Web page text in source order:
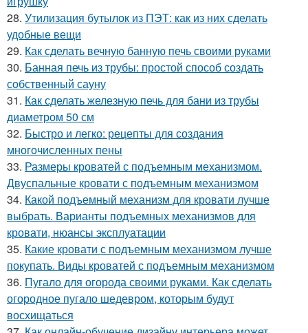
28. Утилизация бутылок из ПЭТ: как из них сделать
удобные вещи
29. Как сделать вечную банную печь своими руками
30. Банная печь из трубы: простой способ создать
собственный сауну
31. Как сделать железную печь для бани из трубы
диаметром 50 см
32. Быстро и легко: рецепты для создания
многочисленных пены
33. Размеры кроватей с подъемным механизмом.
Двуспальные кровати с подъемным механизмом
34. Какой подъемный механизм для кровати лучше
выбрать. Варианты подъемных механизмов для
кровати, нюансы эксплуатации
35. Какие кровати с подъемным механизмом лучше
покупать. Виды кроватей с подъемным механизмом
36. Пугало для огорода своими руками. Как сделать
огородное пугало шедевром, которым будут
восхищаться